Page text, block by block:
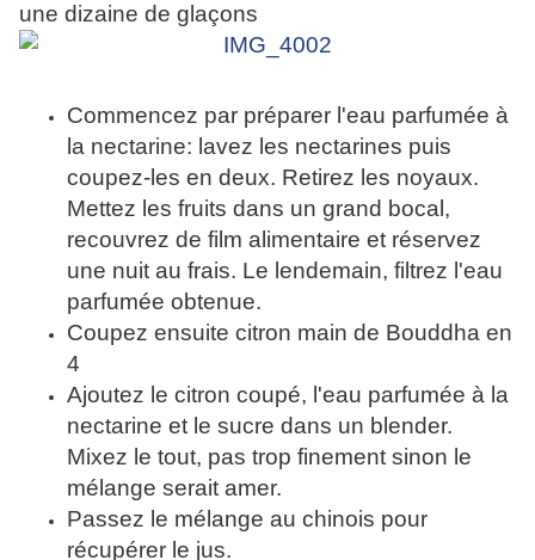
une dizaine de glaçons
Commencez par préparer l'eau parfumée à
la nectarine: lavez les nectarines puis
coupez-les en deux. Retirez les noyaux.
Mettez les fruits dans un grand bocal,
recouvrez de film alimentaire et réservez
une nuit au frais. Le lendemain, filtrez l'eau
parfumée obtenue.
Coupez ensuite citron main de Bouddha en
4
Ajoutez le citron coupé, l'eau parfumée à la
nectarine et le sucre dans un blender.
Mixez le tout, pas trop finement sinon le
mélange serait amer.
Passez le mélange au chinois pour
récupérer le jus.